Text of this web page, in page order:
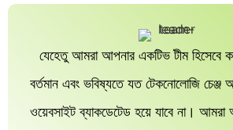
যেহেতু আমরা আপনার একটিভ টীম হিসেবে
বর্তমান এবং ভবিষ্যতে যত টেকনোলোজি
ওয়েবসাইট ব্যাকডেটেড হয়ে যাবে না।